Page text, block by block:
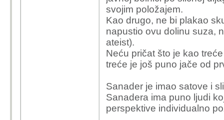
problemima tipa
vodovod/
policajci/rode/
su zahvati, što
običnih građana.
Nego, ne sporim
govnima i
bio u bolnici u
svojim položajem.
Kao drugo, ne bi plakao
napustio ovu dolinu suza,
ateist).
Neću pričat što je kao
treće je još puno jače od
Sanader je imao satove i
Sanadera ima puno ljudi
perspektive individualno